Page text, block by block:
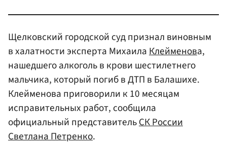
Щелковский городской суд признал виновным
в халатности эксперта МихаилаКлейменова,
нашедшего алкоголь в крови шестилетнего
мальчика, который погиб в ДТП в Балашихе.
Клейменова приговорили к 10 месяцам
исправительных работ, сообщила
официальный представительСК России
Светлана Петренко.